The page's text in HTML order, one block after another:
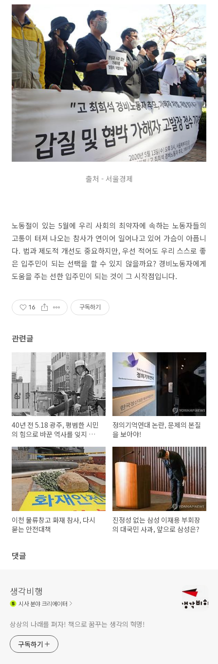
출처 - 서울경제
노동절이 있는 5월에 우리 사회의 최약자에 속하는 노동자들의
고통이 터져 나오는 참사가 연이어 일어나고 있어 가슴이 아픕니
다. 법과 제도적 개선도 중요하지만, 우선 적어도 우리 스스로 좋
은 입주민이 되는 선택을 할 수 있지 않을까요? 경비노동자에게
도움을 주는 선한 입주민이 되는 것이 그 시작점입니다.
16 구독하기
관련글
40년 전 5.18 광주, 평범한 시민
의 힘으로 바꾼 역사를 잊지 않
정의기억연대 논란, 문제의 본질
을 보아야!
이천 물류창고 화재 참사, 다시
묻는 안전대책
진정성 없는 삼성 이재용 부회장
의 대국민 사과, 앞으로 삼성은?
댓글
생각비행
시사분야 크리에이터
상상의 나래를 펴자! 책으로 꿈꾸는 생각의 혁명!
구독하기